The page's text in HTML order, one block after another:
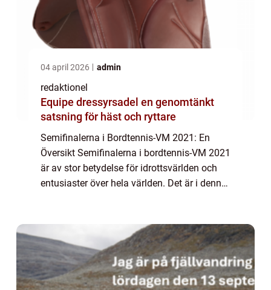
04 april 2026 admin
redaktionel
Equipe dressyrsadel en genomtänkt
satsning för häst och ryttare
Semifinalerna i Bordtennis-VM 2021: En
Översikt Semifinalerna i bordtennis-VM 2021
är av stor betydelse för idrottsvärlden och
entusiaster över hela världen. Det är i denna